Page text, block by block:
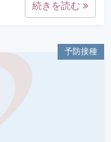
続きを読む
予防接種